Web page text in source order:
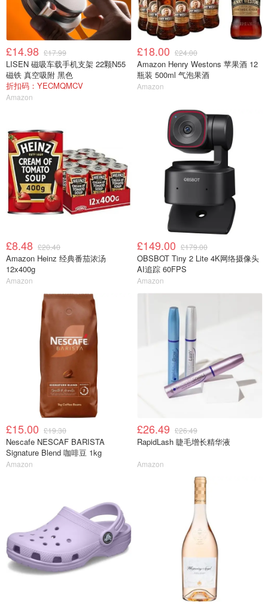
£14.98 £17.99
LISEN 磁吸车载手机支架 22颗N55
磁铁 真空吸附 黑色
折扣码：YECMQMCV
Amazon
£18.00 £24.00
Amazon Henry Westons 苹果酒 12
瓶装 500ml 气泡果酒
Amazon
£8.48 £20.40
Amazon Heinz 经典番茄浓汤
12x400g
Amazon
£149.00 £179.00
OBSBOT Tiny 2 Lite 4K网络摄像头
AI追踪 60FPS
Amazon
£15.00 £19.30
Nescafe NESCAF BARISTA
Signature Blend 咖啡豆 1kg
Amazon
£26.49 £26.49
RapidLash 睫毛增长精华液
Amazon